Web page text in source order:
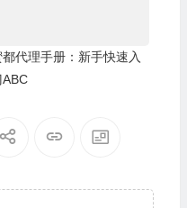
都代理手册：新手快速入
ABC